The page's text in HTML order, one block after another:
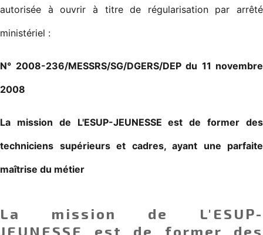
autorisée à ouvrir à titre de régularisation par arrêté
ministériel :
N° 2008-236/MESSRS/SG/DGERS/DEP du 11 novembre
2008
La mission de L'ESUP-JEUNESSE est de former des
techniciens supérieurs et cadres, ayant une parfaite
maîtrise du métier
La mission de L'ESUP-
JEUNESSE est de former des